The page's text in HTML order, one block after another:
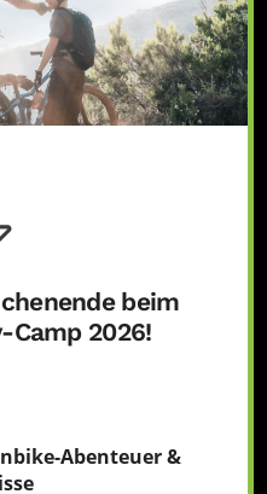
beim
Camp 2026!
Abenteuer &